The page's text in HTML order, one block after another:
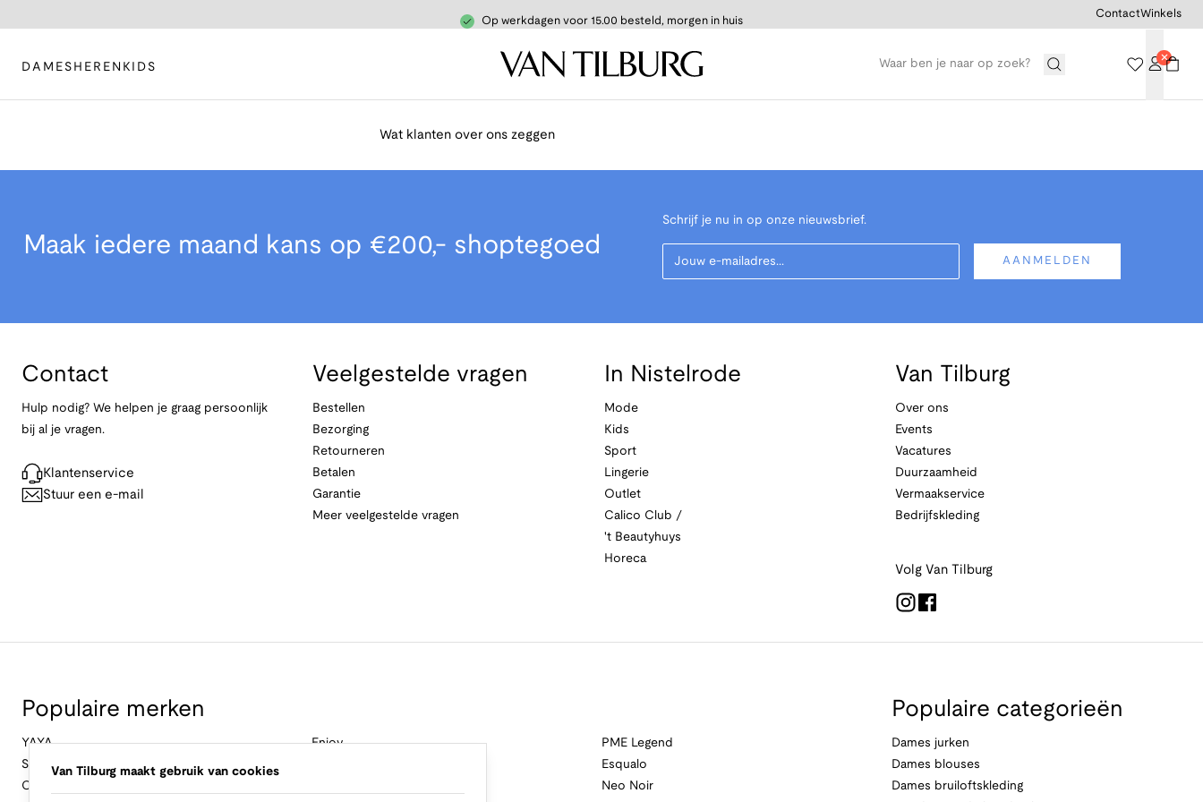
Op werkdagen voor 15.00 besteld, morgen in huis
DAMES HEREN KIDS
ContactWinkels
Wat klanten over ons zeggen
Maak iedere maand kans op €200,- shoptegoed
Schrijf je nu in op onze nieuwsbrief.
Your Email
AANMELDEN
Contact
Hulp nodig? We helpen je graag persoonlijk
bij al je vragen.
Klantenservice
Stuur een e-mail
Veelgestelde vragen
Bestellen
Bezorging
Retourneren
Betalen
Garantie
Meer veelgestelde vragen
In Nistelrode
Mode
Kids
Sport
Lingerie
Outlet
Calico Club /
't Beautyhuys
Horeca
Van Tilburg
Over ons
Events
Vacatures
Duurzaamheid
Vermaakservice
Bedrijfskleding
Volg Van Tilburg
Populaire merken
YAYA
Studio Anneloes
Cambio
Enjoy
PME Legend
Esqualo
Neo Noir
Populaire categorieën
Dames jurken
Dames blouses
Dames bruiloftskleding
Van Tilburg maakt gebruik van cookies